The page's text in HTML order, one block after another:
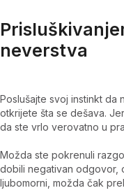
neverstva
Poslušajte svoj instinkt da
otkrijete šta se dešava.
da ste vrlo verovatno u
Možda ste pokrenuli
dobili negativan odgovor,
ljubomorni, možda čak